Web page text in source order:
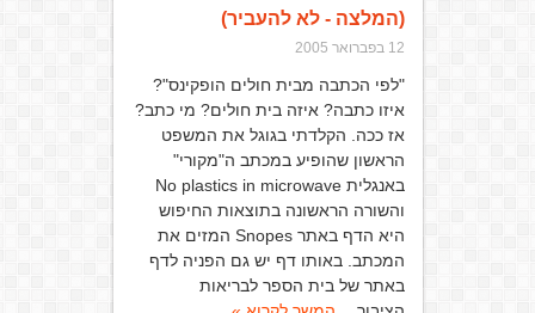
(המלצה - לא להעביר)
12 בפברואר 2005
"לפי הכתבה מבית חולים הופקינס"?
איזו כתבה? איזה בית חולים? מי כתב?
אז ככה. הקלדתי בגוגל את המשפט
הראשון שהופיע במכתב ה"מקורי"
באנגלית No plastics in microwave
והשורה הראשונה בתוצאות החיפוש
היא הדף באתר Snopes המזים את
המכתב. באותו דף יש גם הפניה לדף
באתר של בית הספר לבריאות